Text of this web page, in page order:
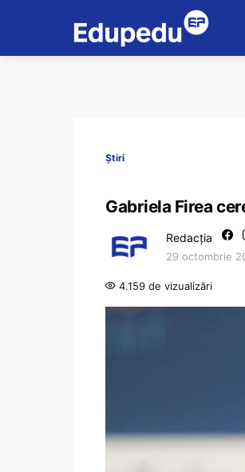
Știri
Gabriela Firea
Redacția
29 octombrie
4.159 de vizualizări